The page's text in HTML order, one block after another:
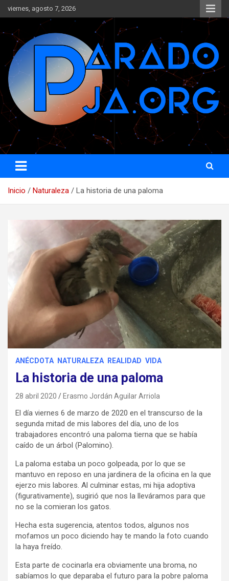
Saltar
al
viernes, agosto 7, 2026
Paradoja
www.paradoja.org
Inicio Naturaleza La historia de una paloma
ANÉCDOTA NATURALEZA REALIDAD VIDA
La historia de una paloma
28 abril 2020 Erasmo Jordán Aguilar Arriola
El día viernes 6 de marzo de 2020 en el transcurso de la
segunda mitad de mis labores del día, uno de los
trabajadores encontró una paloma tierna que se había
caído de un árbol (Palomino).
La paloma estaba un poco golpeada, por lo que se
mantuvo en reposo en una jardinera de la oficina en la que
ejerzo mis labores. Al culminar estas, mi hija adoptiva
(figurativamente), sugirió que nos la lleváramos para que
no se la comieran los gatos.
Hecha esta sugerencia, atentos todos, algunos nos
mofamos un poco diciendo hay te mando la foto cuando
la haya freído.
Esta parte de cocinarla era obviamente una broma, no
sabíamos lo que deparaba el futuro para la pobre paloma